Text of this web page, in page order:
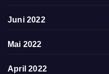
Juni 2022
Mai 2022
April 2022